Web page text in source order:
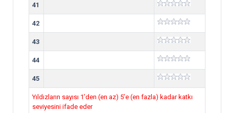
41
42
43
44
45
Yıldızların sayısı 1’den (en az) 5’e (en fazla) kadar katkı
seviyesini ifade eder